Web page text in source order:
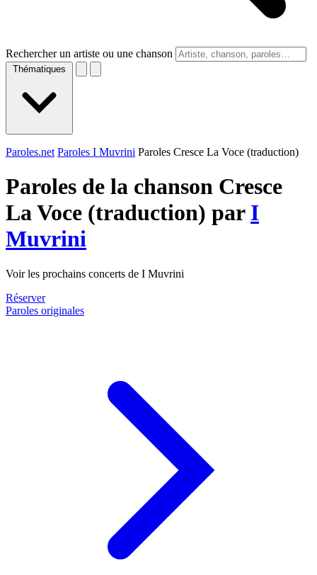
Rechercher un artiste ou une chanson
Thématiques
Paroles.net Paroles I Muvrini Paroles Cresce La Voce (traduction)
Paroles de la chanson Cresce
La Voce (traduction) par I
Muvrini
Voir les prochains concerts de I Muvrini
Réserver
Paroles originales